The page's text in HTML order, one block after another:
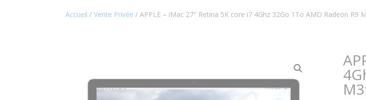
Accueil /Vente Privée / APPLE – iMac 27″ Retina 5K core i7 4Ghz 32Go 1To AMD Radeon R9